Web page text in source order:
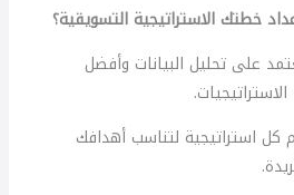
خطتك الاستراتيجية التسويقية؟
على تحليل البيانات وأفضل
استراتيجية لتناسب أهدافك